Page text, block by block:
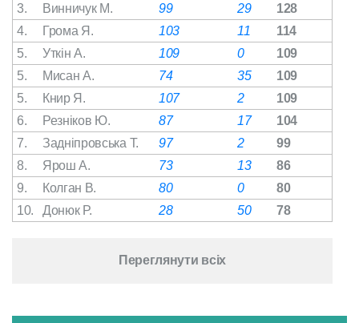
3.
Винничук М. 99 29
128
4.
Грома Я. 103 11
114
5.
Уткін А. 109 0
109
5.
Мисан А. 74 35
109
5.
Книр Я. 107 2
109
6.
Резніков Ю. 87 17
104
7.
Задніпровська Т. 97 2
99
8.
Ярош А. 73 13
86
9.
Колган В. 80 0
80
10.
Донюк Р. 28 50 78
Переглянути всіх